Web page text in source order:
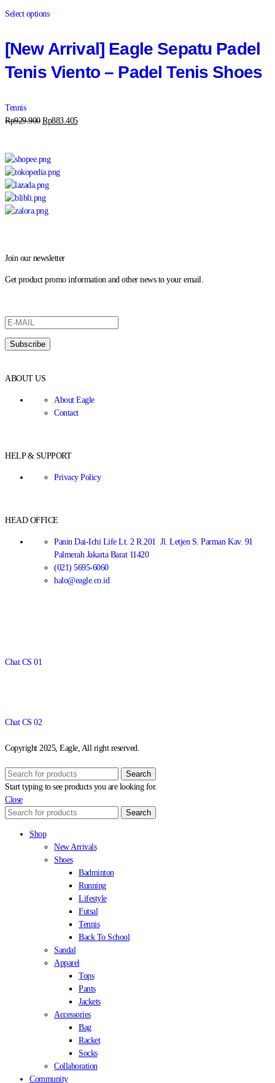
Select options
[New Arrival] Eagle Sepatu Padel
Tenis Viento – Padel Tenis Shoes
Tennis
Rp929.900 Rp883.405
Join our newsletter
Get product promo information and other news to your email.
ABOUT US
About Eagle
Contact
HELP & SUPPORT
Privacy Policy
HEAD OFFICE
Panin Dai-Ichi Life Lt. 2 R.201 Jl. Letjen S. Parman Kav. 91
Palmerah Jakarta Barat 11420
(021) 5695-6060
halo@eagle.co.id
Chat CS 01
Chat CS 02
Copyright 2025, Eagle, All right reserved.
Search
Start typing to see products you are looking for.
Close
Search
Shop
New Arrivals
Shoes
Badminton
Running
Lifestyle
Futsal
Tennis
Back To School
Sandal
Apparel
Tops
Pants
Jackets
Accessories
Bag
Racket
Socks
Collaboration
Community